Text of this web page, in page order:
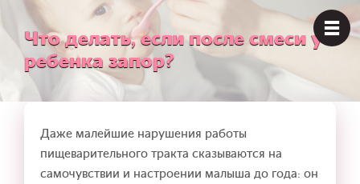
Что делать, если после смеси у
ребенка запор?
Даже малейшие нарушения работы
пищеварительного тракта сказываются на
самочувствии и настроении малыша до года: он